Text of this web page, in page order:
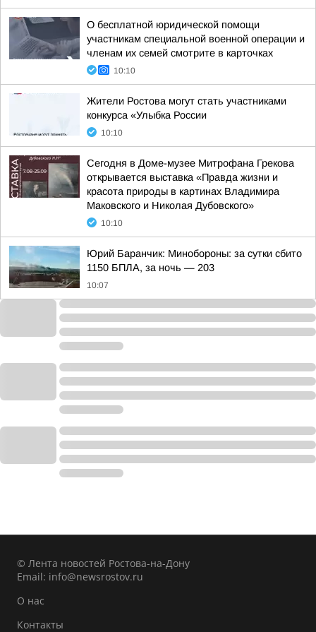
О бесплатной юридической помощи
участникам специальной военной операции и
членам их семей смотрите в карточках
10:10
Жители Ростова могут стать участниками
конкурса «Улыбка России
10:10
Сегодня в Доме-музее Митрофана Грекова
открывается выставка «Правда жизни и
красота природы в картинах Владимира
Маковского и Николая Дубовского»
10:10
Юрий Баранчик: Минобороны: за сутки сбито
1150 БПЛА, за ночь — 203
10:07
© Лента новостей Ростова-на-Дону
Email: info@newsrostov.ru
О нас
Контакты